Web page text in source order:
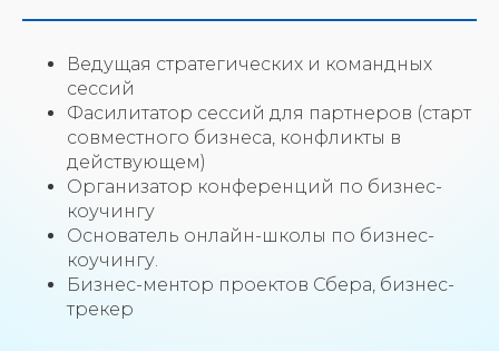
Ведущая стратегических и командных
сессий
Фасилитатор сессий для партнеров (старт
совместного бизнеса, конфликты в
действующем)
Организатор конференций по бизнес-
коучингу
Основатель онлайн-школы по бизнес-
коучингу.
Бизнес-ментор проектов Сбера, бизнес-
трекер